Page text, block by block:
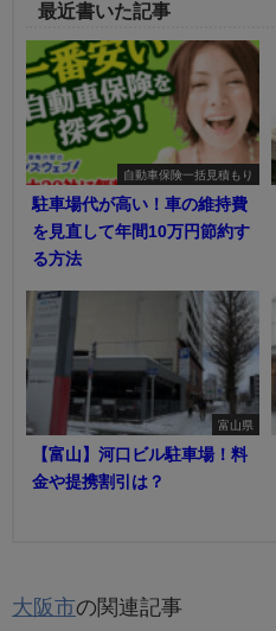
最近書いた記事
自動車保険一括見積もり
駐車場代が高い！車の維持費
を見直して年間10万円節約す
る方法
富山県
【富山】河口ビル駐車場！料
金や提携割引は？
大阪市の関連記事